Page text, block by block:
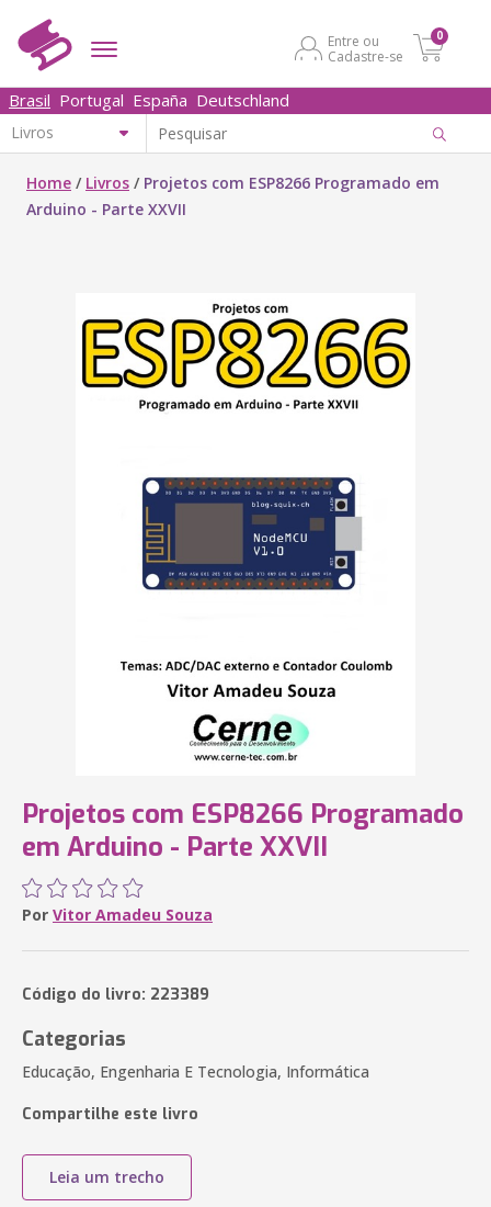
Entre ou
Cadastre-se
0
Brasil Portugal España Deutschland
Home / Livros / Projetos com ESP8266 Programado em
Arduino - Parte XXVII
Projetos com ESP8266 Programado
em Arduino - Parte XXVII
Por Vitor Amadeu Souza
Código do livro: 223389
Categorias
Educação, Engenharia E Tecnologia, Informática
Compartilhe este livro
Leia um trecho